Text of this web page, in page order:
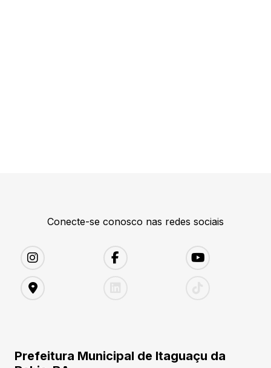
Conecte-se conosco nas redes sociais
Prefeitura Municipal de Itaguaçu da